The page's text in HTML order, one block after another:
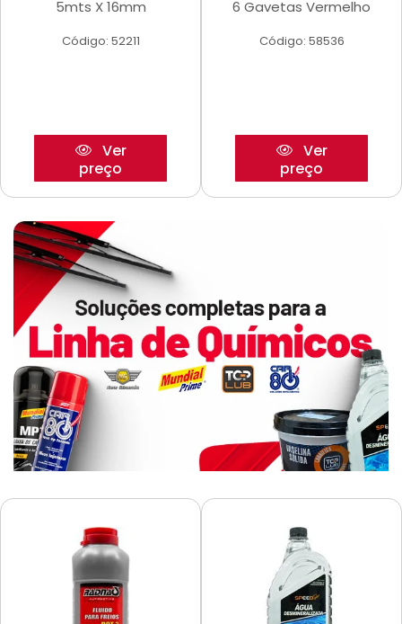
5mts X 16mm
Código: 52211
Ver
preço
6 Gavetas Vermelho
Código: 58536
Ver
preço